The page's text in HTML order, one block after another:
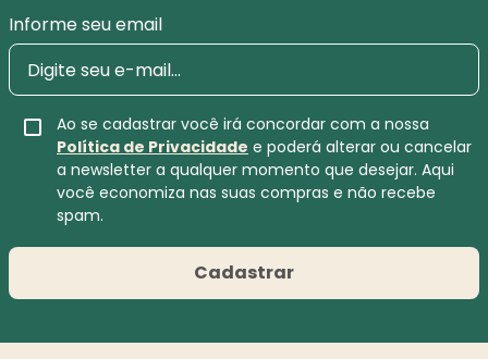
Informe seu email
Ao se cadastrar você irá concordar com a nossa
Política de Privacidade e poderá alterar ou cancelar
a newsletter a qualquer momento que desejar. Aqui
você economiza nas suas compras e não recebe
spam.
Cadastrar